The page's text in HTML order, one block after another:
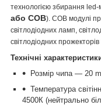
технологією збирання
або COB). COB модулі
світлодіодних ламп,
світлодіодних
Технічні
Розмір чипа — 20
Температура
4500К (нейтрально